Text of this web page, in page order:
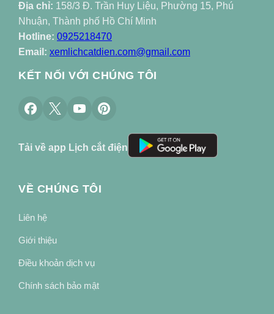
Địa chỉ: 158/3 Đ. Trần Huy Liệu, Phường 15, Phú
Nhuận, Thành phố Hồ Chí Minh
Hotline: 0925218470
Email: xemlichcatdien.com@gmail.com
KẾT NỐI VỚI CHÚNG TÔI
Tải về app Lịch cắt điện
VỀ CHÚNG TÔI
Liên hệ
Giới thiệu
Điều khoản dịch vụ
Chính sách bảo mật